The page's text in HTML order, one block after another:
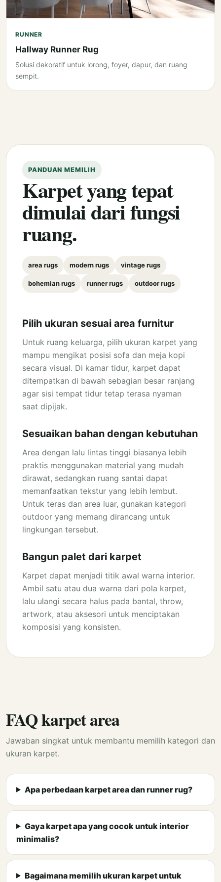
RUNNER
Hallway Runner Rug
Solusi dekoratif untuk lorong, foyer, dapur, dan ruang
sempit.
PANDUAN MEMILIH
Karpet yang tepat
dimulai dari fungsi
ruang.
area rugs modern rugs vintage rugs
bohemian rugs runner rugs outdoor rugs
Pilih ukuran sesuai area furnitur
Untuk ruang keluarga, pilih ukuran karpet yang
mampu mengikat posisi sofa dan meja kopi
secara visual. Di kamar tidur, karpet dapat
ditempatkan di bawah sebagian besar ranjang
agar sisi tempat tidur tetap terasa nyaman
saat dipijak.
Sesuaikan bahan dengan kebutuhan
Area dengan lalu lintas tinggi biasanya lebih
praktis menggunakan material yang mudah
dirawat, sedangkan ruang santai dapat
memanfaatkan tekstur yang lebih lembut.
Untuk teras dan area luar, gunakan kategori
outdoor yang memang dirancang untuk
lingkungan tersebut.
Bangun palet dari karpet
Karpet dapat menjadi titik awal warna interior.
Ambil satu atau dua warna dari pola karpet,
lalu ulangi secara halus pada bantal, throw,
artwork, atau aksesori untuk menciptakan
komposisi yang konsisten.
FAQ karpet area
Jawaban singkat untuk membantu memilih kategori dan
ukuran karpet.
Apa perbedaan karpet area dan runner rug?
Gaya karpet apa yang cocok untuk interior
minimalis?
Bagaimana memilih ukuran karpet untuk